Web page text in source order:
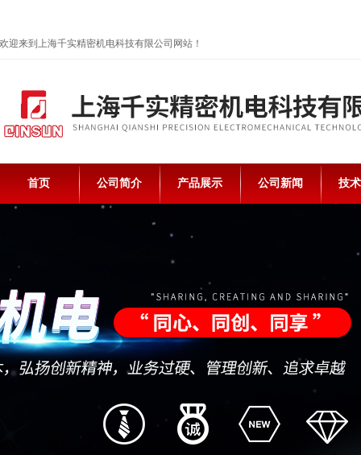
欢迎来到上海千实精密机电科技有限公司网站！
首页 公司简介 产品展示 公司新闻 技